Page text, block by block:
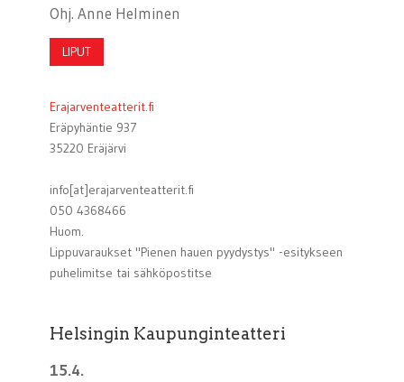
Ohj. Anne Helminen
LIPUT
Erajarventeatterit.fi
Eräpyhäntie 937
35220 Eräjärvi
info[at]erajarventeatterit.fi
050 4368466
Huom.
Lippuvaraukset "Pienen hauen pyydystys" -esitykseen
puhelimitse tai sähköpostitse
Helsingin Kaupunginteatteri
15.4.